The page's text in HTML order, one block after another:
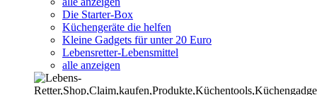
Die Starter-Box
Küchengeräte die helfen
Kleine Gadgets für unter 20 Euro
Lebensretter-Lebensmittel
alle anzeigen